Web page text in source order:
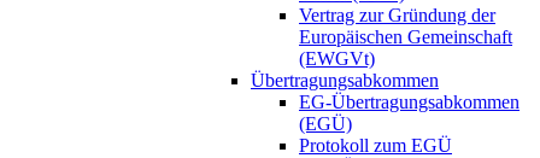
Vertrag zur Gründung der
Europäischen Gemeinschaft
(EWGVt)
Übertragungsabkommen
EG-Übertragungsabkommen
(EGÜ)
Protokoll zum EGÜ